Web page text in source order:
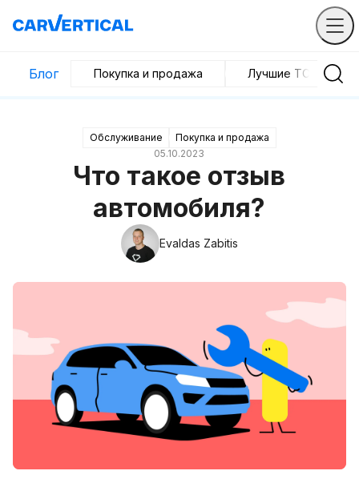
Блог Покупка и продажа Лучшие ТС
Обслуживание
Покупка и продажа
05.10.2023
Что такое отзыв
автомобиля?
Evaldas Zabitis